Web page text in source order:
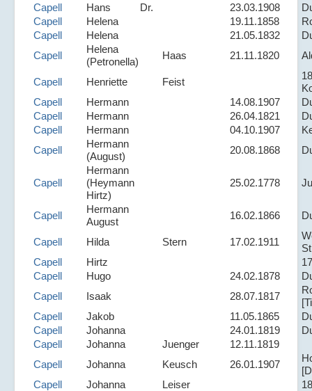
Capell
Hans Dr. 23.03.1908
Capell
Helena 19.11.1858
Capell
Helena 21.05.1832
Capell
Helena
(Petronella)
Haas 21.11.1820
Capell Henriette Feist
Capell
Hermann 14.08.1907
Capell
Hermann 26.04.1821
Capell
Hermann 04.10.1907
Capell
Hermann
(August)
20.08.1868
Capell
Hermann
(Heymann
Hirtz)
25.02.1778
Capell
Hermann
August
16.02.1866
Capell Hilda Stern 17.02.1911
Capell
Hirtz
Capell
Hugo 24.02.1878
Capell
Isaak 28.07.1817
Capell
Jakob 11.05.1865
Capell
Johanna 24.01.1819
Capell
Johanna Juenger
12.11.1819
Capell
Johanna Keusch 26.01.1907
Capell
Johanna Leiser